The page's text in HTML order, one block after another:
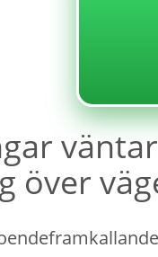
över